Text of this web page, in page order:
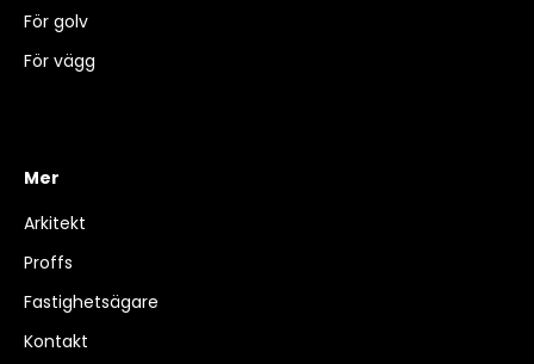
För golv
För vägg
Mer
Arkitekt
Proffs
Fastighetsägare
Kontakt